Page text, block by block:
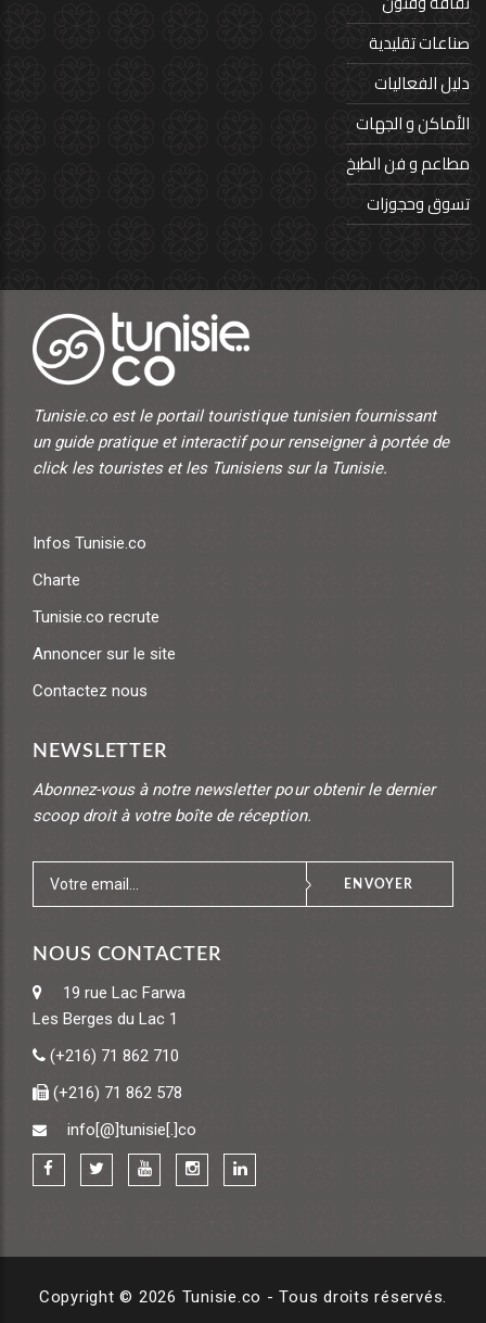
صناعات تقليدية
دليل الفعاليات
الأماكن و الجهات
مطاعم و فن الطبخ
تسوق وحجوزات
Tunisie.co est le portail touristique tunisien fournissant
un guide pratique et interactif pour renseigner à portée de
click les touristes et les Tunisiens sur la Tunisie.
Infos Tunisie.co
Charte
Tunisie.co recrute
Annoncer sur le site
Contactez nous
NEWSLETTER
Abonnez-vous à notre newsletter pour obtenir le dernier
scoop droit à votre boîte de réception.
ENVOYER
NOUS CONTACTER
19 rue Lac Farwa
Les Berges du Lac 1
(+216) 71 862 710
(+216) 71 862 578
info[@]tunisie[.]co
Copyright © 2026 Tunisie.co - Tous droits réservés.